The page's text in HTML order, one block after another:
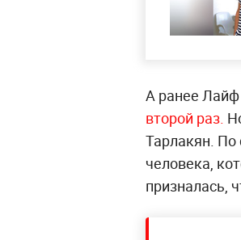
А ранее Лайф
второй раз.
Тарлакян.
человека,
призналась,